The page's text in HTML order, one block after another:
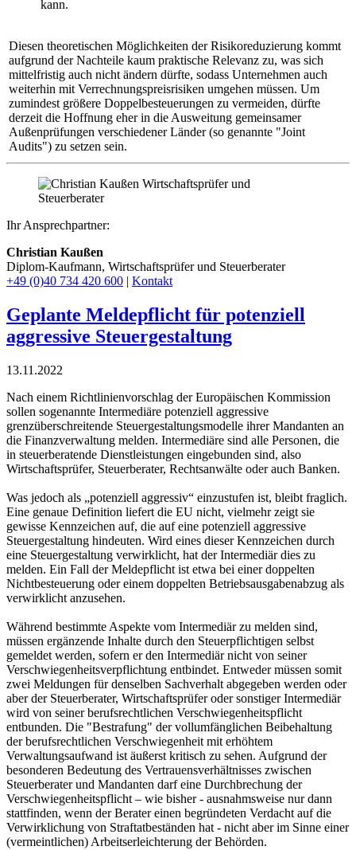
kann.
Diesen theoretischen Möglichkeiten der Risikoreduzierung kommt
aufgrund der Nachteile kaum praktische Relevanz zu, was sich
mittelfristig auch nicht ändern dürfte, sodass Unternehmen auch
weiterhin mit Verrechnungspreisrisiken umgehen müssen. Um
zumindest größere Doppelbesteuerungen zu vermeiden, dürfte
derzeit die Hoffnung eher in die Ausweitung gemeinsamer
Außenprüfungen verschiedener Länder (so genannte "Joint
Audits") zu setzen sein.
Ihr Ansprechpartner:
Christian Kaußen
Diplom-Kaufmann, Wirtschaftsprüfer und Steuerberater
+49 (0)40 734 420 600
Kontakt
Geplante Meldepflicht für potenziell
aggressive Steuergestaltung
13.11.2022
Nach einem Richtlinienvorschlag der Europäischen Kommission
sollen sogenannte Intermediäre potenziell aggressive
grenzüberschreitende Steuergestaltungsmodelle ihrer Mandanten an
die Finanzverwaltung melden. Intermediäre sind alle Personen, die
in steuerberatende Dienstleistungen eingebunden sind, also
Wirtschaftsprüfer, Steuerberater, Rechtsanwälte oder auch Banken.
Was jedoch als „potenziell aggressiv“ einzustufen ist, bleibt fraglich.
Eine genaue Definition liefert die EU nicht, vielmehr zeigt sie
gewisse Kennzeichen auf, die auf eine potenziell aggressive
Steuergestaltung hindeuten. Wird eines dieser Kennzeichen durch
eine Steuergestaltung verwirklicht, hat der Intermediär dies zu
melden. Ein Fall der Meldepflicht ist etwa bei einer doppelten
Nichtbesteuerung oder einem doppelten Betriebsausgabenabzug als
verwirklicht anzusehen.
Während bestimmte Aspekte vom Intermediär zu melden sind,
müssen ergänzende Inhalte durch den Steuerpflichtigen selbst
gemeldet werden, sofern er den Intermediär nicht von seiner
Verschwiegenheitsverpflichtung entbindet. Entweder müssen somit
zwei Meldungen für denselben Sachverhalt abgegeben werden oder
aber der Steuerberater, Wirtschaftsprüfer oder sonstiger Intermediär
wird von seiner berufsrechtlichen Verschwiegenheitspflicht
entbunden. Die "Bestrafung" der vollumfänglichen Beibehaltung
der berufsrechtlichen Verschwiegenheit mit erhöhtem
Verwaltungsaufwand ist äußerst kritisch zu sehen. Aufgrund der
besonderen Bedeutung des Vertrauensverhältnisses zwischen
Steuerberater und Mandanten darf eine Durchbrechung der
Verschwiegenheitspflicht – wie bisher - ausnahmsweise nur dann
stattfinden, wenn der Berater einen begründeten Verdacht auf die
Verwirklichung von Straftatbeständen hat - nicht aber im Sinne einer
(vermeintlichen) Arbeitserleichterung der Behörden.